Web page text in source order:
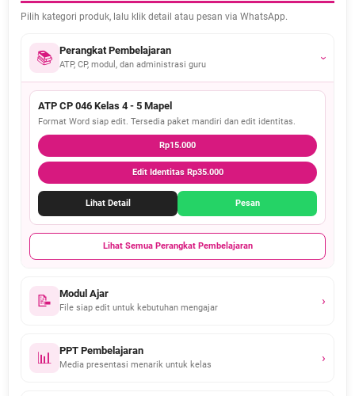
Pilih kategori produk, lalu klik detail atau pesan via WhatsApp.
📚 Perangkat Pembelajaran
ATP, CP, modul, dan administrasi guru
›
ATP CP 046 Kelas 4 - 5 Mapel
Format Word siap edit. Tersedia paket mandiri dan edit identitas.
Rp15.000
Edit Identitas Rp35.000
Lihat Detail Pesan
Lihat Semua Perangkat Pembelajaran
📝 Modul Ajar
File siap edit untuk kebutuhan mengajar ›
📊 PPT Pembelajaran
Media presentasi menarik untuk kelas ›